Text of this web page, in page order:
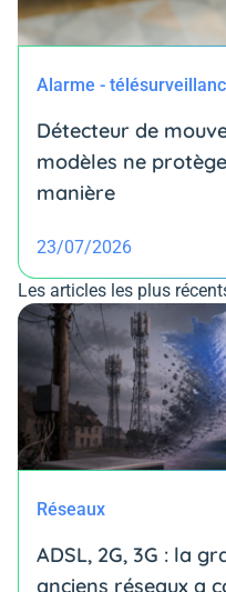
Alarme -
Détecteur de
modèles ne
manière
23/07/2026
Les articles les plus
Réseaux
ADSL, 2G, 3G : la
anciens réseaux a